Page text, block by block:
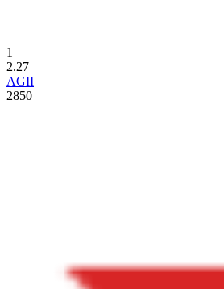
1
2.27
AGII
2850